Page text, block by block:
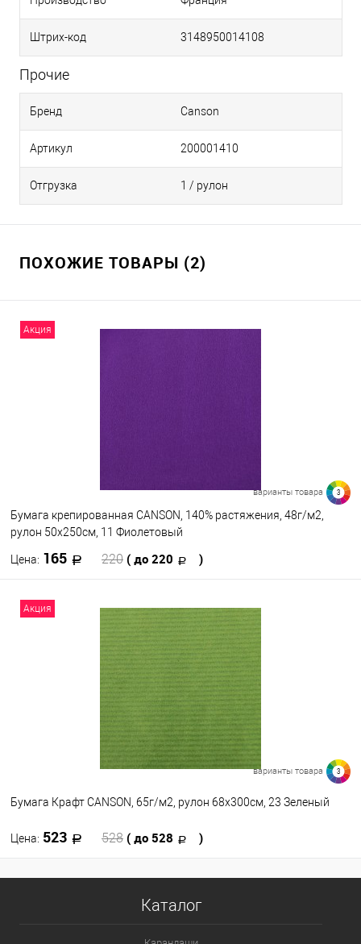
Штрих-код 3148950014108
Прочие
Бренд Canson
Артикул 200001410
Отгрузка 1 / рулон
ПОХОЖИЕ ТОВАРЫ (2)
Акция
варианты товара 3
Бумага крепированная CANSON, 140% растяжения, 48г/м2,
рулон 50х250см, 11 Фиолетовый
Цена: 165 220 ( до 220 )
В корзину
В наличии
Акция
варианты товара 3
Бумага Крафт CANSON, 65г/м2, рулон 68х300см, 23 Зеленый
Цена: 523 528 ( до 528 )
Каталог